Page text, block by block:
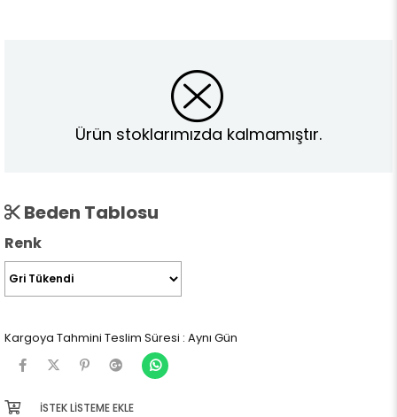
Ürün stoklarımızda kalmamıştır.
Beden Tablosu
Renk
Kargoya Tahmini Teslim Süresi : Aynı Gün
İSTEK LISTEME EKLE